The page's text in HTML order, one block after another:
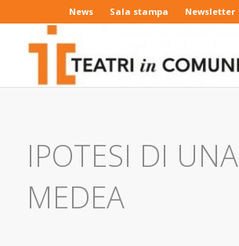
News Sala stampa Newsletter
IPOTESI DI UNA
MEDEA